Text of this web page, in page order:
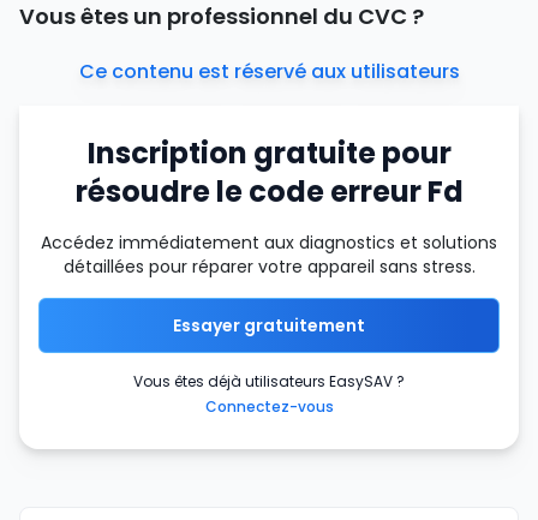
Vous êtes un professionnel du CVC ?
Ce contenu est réservé aux utilisateurs
Inscription gratuite pour
résoudre le code erreur Fd
Accédez immédiatement aux diagnostics et solutions
détaillées pour réparer votre appareil sans stress.
Essayer gratuitement
Vous êtes déjà utilisateurs EasySAV ?
Connectez-vous